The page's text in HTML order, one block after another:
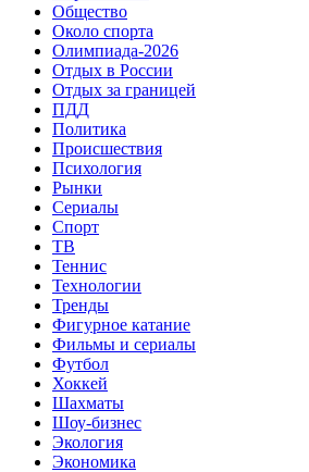
Общество
Около спорта
Олимпиада-2026
Отдых в России
Отдых за границей
ПДД
Политика
Происшествия
Психология
Рынки
Сериалы
Спорт
ТВ
Теннис
Технологии
Тренды
Фигурное катание
Фильмы и сериалы
Футбол
Хоккей
Шахматы
Шоу-бизнес
Экология
Экономика